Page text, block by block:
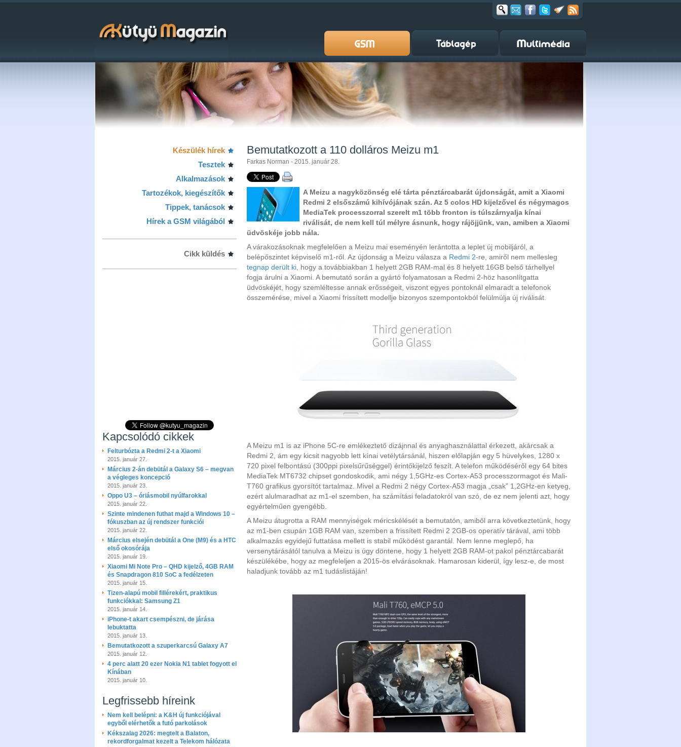
Készülék hírek
Tesztek
Alkalmazások
Tartozékok, kiegészítők
Tippek, tanácsok
Hírek a GSM világából
Cikk küldés
Kapcsolódó cikkek
Felturbózta a Redmi 2-t a Xiaomi
2015. január 27.
Március 2-án debütál a Galaxy S6 – megvan
a végleges koncepció
2015. január 23.
Oppo U3 – óriásmobil nyúlfarokkal
2015. január 22.
Szinte mindenen futhat majd a Windows 10 –
fókuszban az új rendszer funkciói
2015. január 22.
Március elsején debütál a One (M9) és a HTC
első okosórája
2015. január 19.
Xiaomi Mi Note Pro – QHD kijelző, 4GB RAM
és Snapdragon 810 SoC a fedélzeten
2015. január 15.
Tizen-alapú mobil fillérekért, praktikus
funkciókkal: Samsung Z1
2015. január 14.
iPhone-t akart csempészni, de járása
lebuktatta
2015. január 13.
Bemutatkozott a szuperkarcsú Galaxy A7
2015. január 12.
4 perc alatt 20 ezer Nokia N1 tablet fogyott el
Kínában
2015. január 10.
Legfrissebb híreink
Nem kell belépni: a K&H új funkciójával
egyből elérhetők a futó parkolások
Kékszalag 2026: megtelt a Balaton,
rekordforgalmat kezelt a Telekom hálózata
Bemutatkozott a 110 dolláros Meizu m1
Farkas Norman - 2015. január 28.
A Meizu a nagyközönség elé tárta pénztárcabarát újdonságát, amit a Xiaomi
Redmi 2 elsőszámú kihívójának szán. Az 5 colos HD kijelzővel és négymagos
MediaTek processzorral szerelt m1 több fronton is túlszárnyalja kínai
riválisát, de nem kell túl mélyre ásnunk, hogy rájöjjünk, van, amiben a Xiaomi
üdvöskéje jobb nála.
A várakozásoknak megfelelően a Meizu mai eseményén lerántotta a leplet új mobiljáról, a
belépőszintet képviselő m1-ről. Az újdonság a Meizu válasza a Redmi 2-re, amiről nem mellesleg
tegnap derült ki , hogy a továbbiakban 1 helyett 2GB RAM-mal és 8 helyett 16GB belső tárhellyel
fogja árulni a Xiaomi. A bemutató során a gyártó folyamatosan a Redmi 2-höz hasonlítgatta
üdvöskéjét, hogy szemléltesse annak erősségeit, viszont egyes pontoknál elmaradt a telefonok
összemérése, mivel a Xiaomi frissített modellje bizonyos szempontokból felülmúlja új riválisát.
A Meizu m1 is az iPhone 5C-re emlékeztető dizájnnal és anyaghasználattal érkezett, akárcsak a
Redmi 2, ám egy kicsit nagyobb lett kínai vetélytársánál, hiszen előlapján egy 5 hüvelykes, 1280 x
720 pixel felbontású (300ppi pixelsűrűséggel) érintőkijelző feszít. A telefon működéséről egy 64 bites
MediaTek MT6732 chipset gondoskodik, ami négy 1,5GHz-es Cortex-A53 processzormagot és Mali-
T760 grafikus gyorsítót tartalmaz. Mivel a Redmi 2 négy Cortex-A53 magja „csak” 1,2GHz-en ketyeg,
ezért alulmaradhat az m1-el szemben, ha számítási feladatokról van szó, de ez nem jelenti azt, hogy
egyértelműen gyengébb.
A Meizu átugrotta a RAM mennyiségek méricskélését a bemutatón, amiből arra következtetünk, hogy
az m1-ben csupán 1GB RAM van, szemben a frissített Redmi 2 2GB-os operatív tárával, ami több
alkalmazás egyidejű futtatása mellett is stabil működést garantál. Nem lenne meglepő, ha
versenytárásától tanulva a Meizu is úgy döntene, hogy 1 helyett 2GB RAM-ot pakol pénztárcabarát
készülékébe, hogy az megfeleljen a 2015-ös elvárásoknak. Hamarosan kiderül, így lesz-e, de most
haladjunk tovább az m1 tudáslistáján!